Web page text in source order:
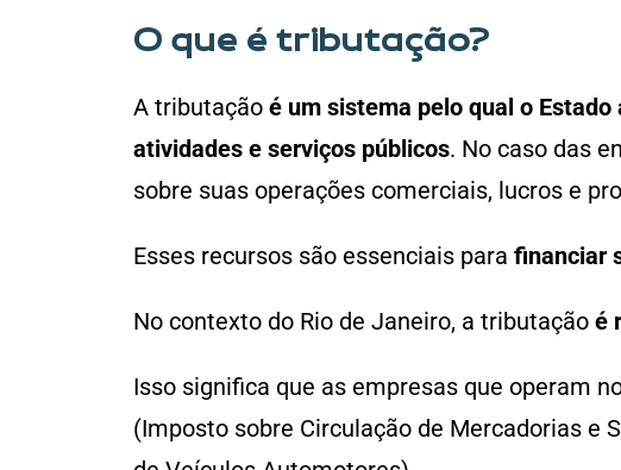
O que é tributação?
A tributação é um sistema pelo qual o
atividades e serviços públicos. No caso das
sobre suas operações comerciais, lucros e
Esses recursos são essenciais para financiar
No contexto do Rio de Janeiro, a tributação é
Isso significa que as empresas que operam
(Imposto sobre Circulação de Mercadorias e